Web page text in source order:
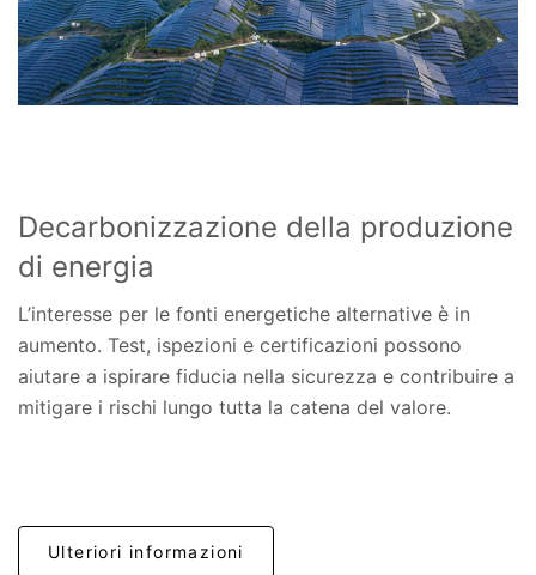
Decarbonizzazione della produzione
di energia
L’interesse per le fonti energetiche alternative è in
aumento. Test, ispezioni e certificazioni possono
aiutare a ispirare fiducia nella sicurezza e contribuire a
mitigare i rischi lungo tutta la catena del valore.
Ulteriori informazioni